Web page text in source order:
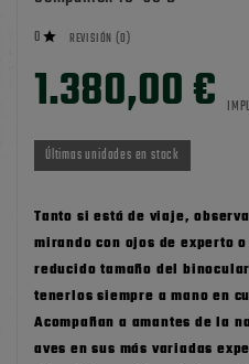
0  REVISIÓN (0)
1.380,00 €
Últimas unidades en stock
Tanto si está de viaje,
mirando con ojos de experto
reducido tamaño del
tenerlos siempre a mano en
Acompañan a amantes de la
aves en sus más variadas